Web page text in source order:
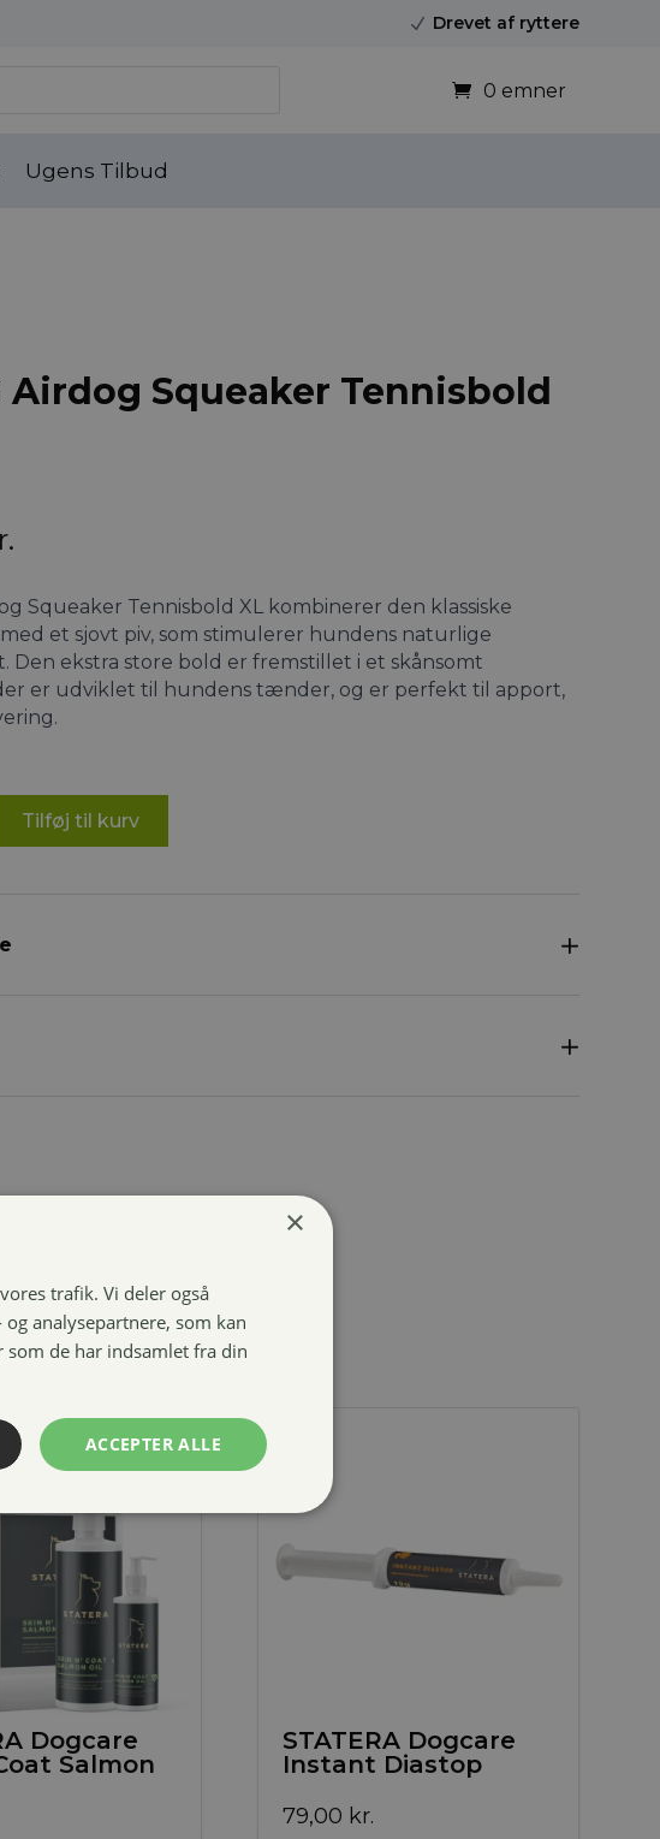
N Drevet af ryttere
0 emner
Ugens Tilbud
Airdog Squeaker Tennisbold
Squeaker Tennisbold XL kombinerer den klassiske
et sjovt piv, som stimulerer hundens naturlige
Den ekstra store bold er fremstillet i et skånsomt
er udviklet til hundens tænder, og er perfekt til apport,
Tilføj til kurv
Dogcare
Salmon
STATERA Dogcare
Instant Diastop
79,00 kr.
×
trafik. Vi deler også
analysepartnere, som kan
de har indsamlet fra din
ACCEPTER ALLE